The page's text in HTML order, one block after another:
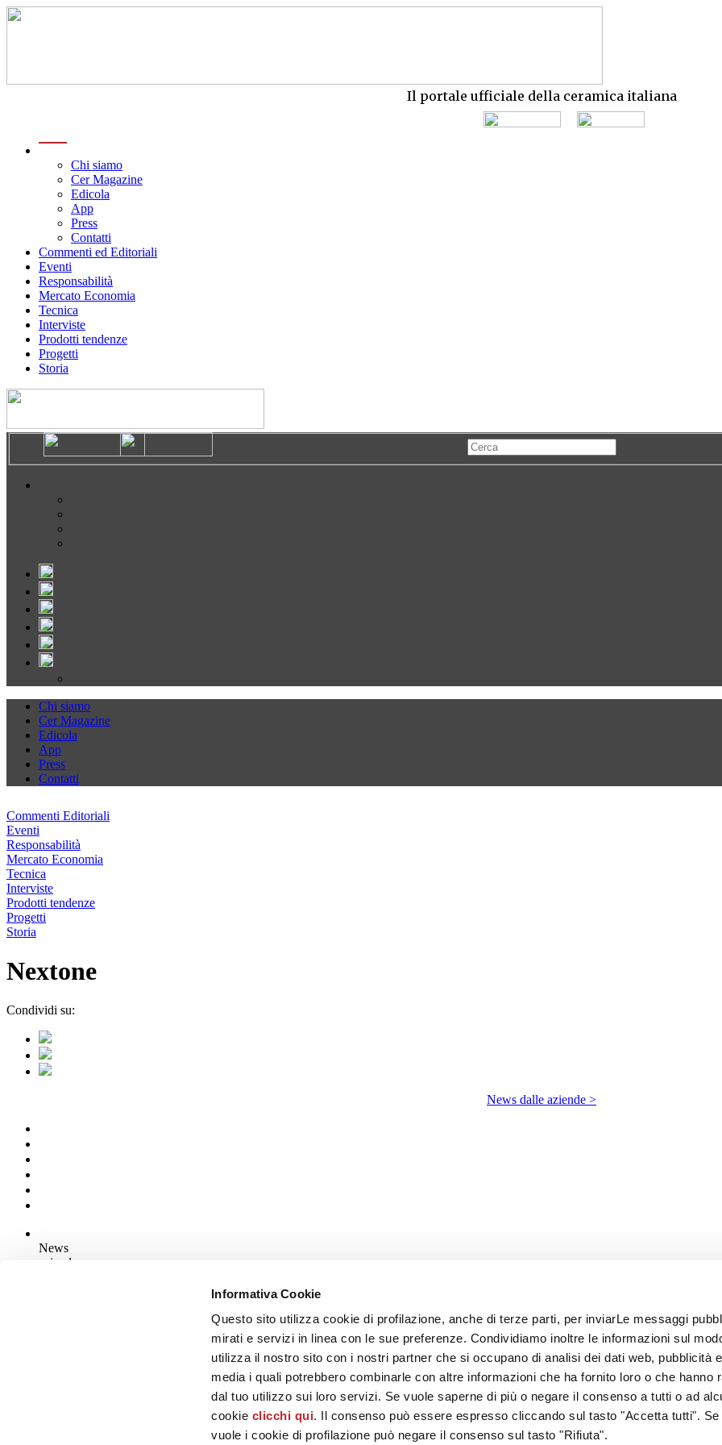
Informativa Cookie
Questo sito utilizza cookie di profilazione, anche di terze parti, per inviarLe messaggi
mirati e servizi in linea con le sue preferenze. Condividiamo inoltre le informazioni sul
utilizza il nostro sito con i nostri partner che si occupano di analisi dei dati web, pubblicità
media i quali potrebbero combinarle con altre informazioni che ha fornito loro o che hanno
dal tuo utilizzo sui loro servizi. Se vuole saperne di più o negare il consenso a tutti o ad
cookie clicchi qui. Il consenso può essere espresso cliccando sul tasto "Accetta tutti". Se
vuole i cookie di profilazione può negare il consenso sul tasto "Rifiuta".
Il portale ufficiale della ceramica italiana
Chi siamo
Cer Magazine
Edicola
App
Press
Contatti
Commenti ed Editoriali
Eventi
Responsabilità
Mercato Economia
Tecnica
Interviste
Prodotti tendenze
Progetti
Storia
Chi siamo
Cer Magazine
Edicola
App
Press
Contatti
Commenti Editoriali
Eventi
Responsabilità
Mercato Economia
Tecnica
Interviste
Prodotti tendenze
Progetti
Storia
Nextone
Condividi su:
News dalle aziende >
News
aziende
Viale Monte Santo, 40 - 41049 Sassuolo (MO) - Italy
Capitale Sociale: 2.500.000 euro - Codice fiscale e P.IVA 00853700367